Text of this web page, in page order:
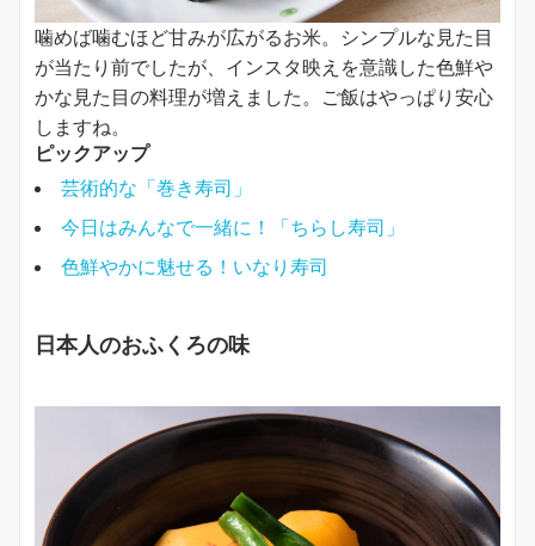
噛めば噛むほど甘みが広がるお米。シンプルな見た目
が当たり前でしたが、インスタ映えを意識した色鮮や
かな見た目の料理が増えました。ご飯はやっぱり安心
しますね。
ピックアップ
芸術的な「巻き寿司」
今日はみんなで一緒に！「ちらし寿司」
色鮮やかに魅せる！いなり寿司
日本人のおふくろの味